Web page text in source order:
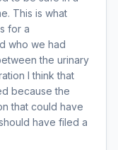
This is what
for a
who we had
the urinary
I think that
because the
that could have
have filed a